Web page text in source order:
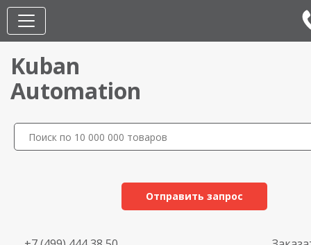
Kuban
Automation
Отправить запрос